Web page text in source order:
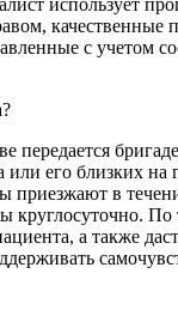
использует
качественные
с учетом
передается
или его близких
приезжают в
По
а также